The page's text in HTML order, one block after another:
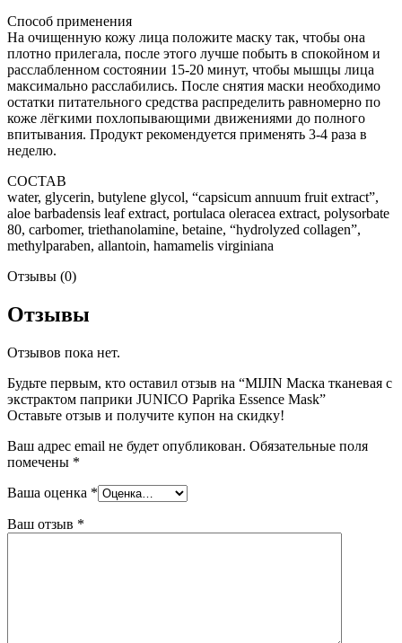
Способ применения
На очищенную кожу лица положите маску так, чтобы она
плотно прилегала, после этого лучше побыть в спокойном и
расслабленном состоянии 15-20 минут, чтобы мышцы лица
максимально расслабились. После снятия маски необходимо
остатки питательного средства распределить равномерно по
коже лёгкими похлопывающими движениями до полного
впитывания. Продукт рекомендуется применять 3-4 раза в
неделю.
СОСТАВ
water, glycerin, butylene glycol, “capsicum annuum fruit extract”,
aloe barbadensis leaf extract, portulaca oleracea extract, polysorbate
80, carbomer, triethanolamine, betaine, “hydrolyzed collagen”,
methylparaben, allantoin, hamamelis virginiana
Отзывы (0)
Отзывы
Отзывов пока нет.
Будьте первым, кто оставил отзыв на “MIJIN Маска тканевая c
экстрактом паприки JUNICO Paprika Essence Mask”
Оставьте отзыв и получите купон на скидку!
Ваш адрес email не будет опубликован. Обязательные поля
помечены *
Ваша оценка *
Ваш отзыв *